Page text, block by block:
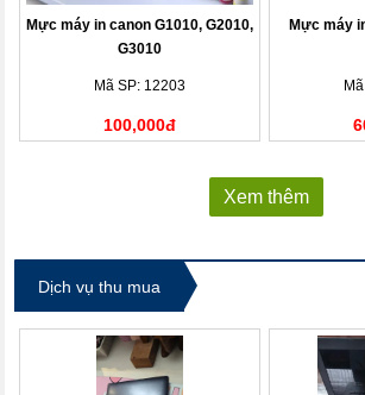
Mực máy in canon G1010, G2010,
G3010
Mã SP: 12203
100,000đ
Mực máy
Xem thêm
Dịch vụ thu mua